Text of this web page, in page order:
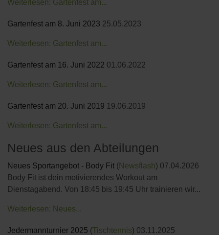
Weiterlesen: Gartenfest am...
Gartenfest am 8. Juni 2023 25.05.2023
Weiterlesen: Gartenfest am...
Gartenfest am 16. Juni 2022 01.06.2022
Weiterlesen: Gartenfest am...
Gartenfest am 20. Juni 2019 19.06.2019
Weiterlesen: Gartenfest am...
Neues aus den Abteilungen
Neues Sportangebot - Body Fit (Newsflash) 07.04.2026
Body Fit ist dein motivierendes Workout am
Dienstagabend. Von 18:45 bis 19:45 Uhr trainieren wir...
Weiterlesen: Neues...
Jedermannturnier 2025 (Tischtennis) 03.11.2025